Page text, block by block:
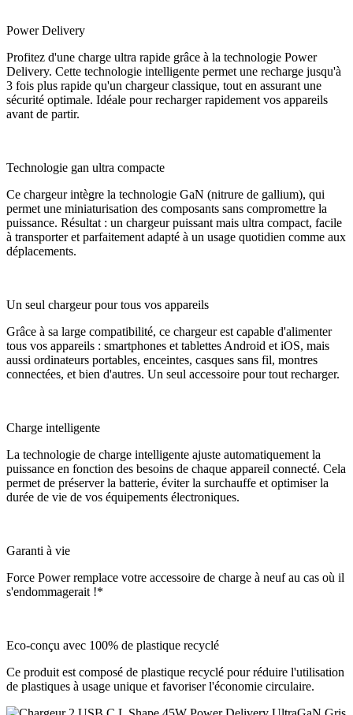
Power Delivery
Profitez d'une charge ultra rapide grâce à la technologie Power
Delivery. Cette technologie intelligente permet une recharge jusqu'à
3 fois plus rapide qu'un chargeur classique, tout en assurant une
sécurité optimale. Idéale pour recharger rapidement vos appareils
avant de partir.
Technologie gan ultra compacte
Ce chargeur intègre la technologie GaN (nitrure de gallium), qui
permet une miniaturisation des composants sans compromettre la
puissance. Résultat : un chargeur puissant mais ultra compact, facile
à transporter et parfaitement adapté à un usage quotidien comme aux
déplacements.
Un seul chargeur pour tous vos appareils
Grâce à sa large compatibilité, ce chargeur est capable d'alimenter
tous vos appareils : smartphones et tablettes Android et iOS, mais
aussi ordinateurs portables, enceintes, casques sans fil, montres
connectées, et bien d'autres. Un seul accessoire pour tout recharger.
Charge intelligente
La technologie de charge intelligente ajuste automatiquement la
puissance en fonction des besoins de chaque appareil connecté. Cela
permet de préserver la batterie, éviter la surchauffe et optimiser la
durée de vie de vos équipements électroniques.
Garanti à vie
Force Power remplace votre accessoire de charge à neuf au cas où il
s'endommagerait !*
Eco-conçu avec 100% de plastique recyclé
Ce produit est composé de plastique recyclé pour réduire l'utilisation
de plastiques à usage unique et favoriser l'économie circulaire.